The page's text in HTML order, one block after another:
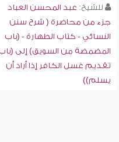
للشيخ: عبد المحسن العباد
جزء من محاضرة ( شرح سنن
النسائي - كتاب الطهارة - (باب
المضمضة من السويق) إلى
تقديم غسل الكافر إذا أراد أن
يسلم))